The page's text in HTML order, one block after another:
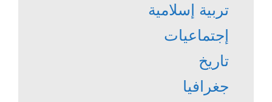
تربية إسلامية
إجتماعيات
تاريخ
جغرافيا